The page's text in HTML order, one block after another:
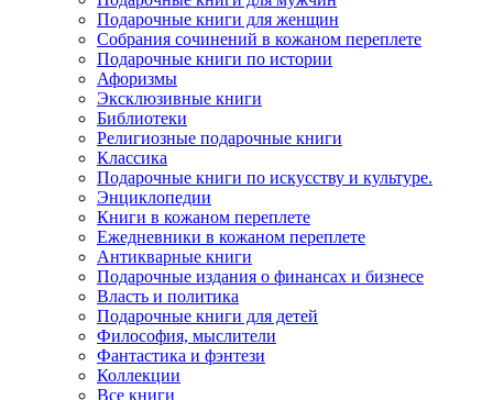
Подарочные книги для женщин
Собрания сочинений в кожаном переплете
Подарочные книги по истории
Афоризмы
Эксклюзивные книги
Библиотеки
Религиозные подарочные книги
Классика
Подарочные книги по искусству и культуре.
Энциклопедии
Книги в кожаном переплете
Ежедневники в кожаном переплете
Антикварные книги
Подарочные издания о финансах и бизнесе
Власть и политика
Подарочные книги для детей
Философия, мыслители
Фантастика и фэнтези
Коллекции
Все книги